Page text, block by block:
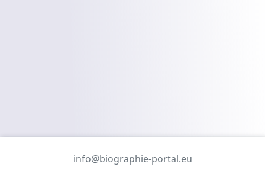
info@biographie-portal.eu